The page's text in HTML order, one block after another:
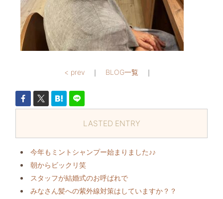
< prev｜ BLOG一覧｜
LASTED ENTRY
今年もミントシャンプー始まりました♪♪
朝からビックリ️笑
スタッフが結婚式のお呼ばれで
みなさん髪への紫外線対策はしていますか？？